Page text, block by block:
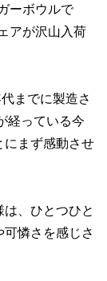
ーボウルで
アが沢山入荷
までに製造さ
経っている今
にまず感動させ
、ひとつひと
憐さを感じさ